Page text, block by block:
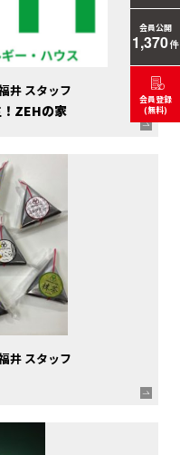
井 スタッフ
ZEHの家
井 スタッフ
会員公開
1,370件
会員登録
(無料)